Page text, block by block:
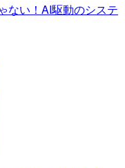
ない！AI駆動のシステ